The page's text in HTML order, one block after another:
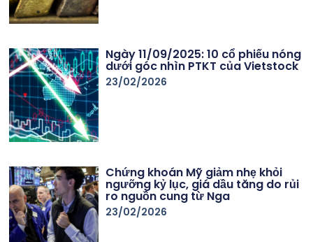
Ngày 11/09/2025: 10 cổ phiếu nóng
dưới góc nhìn PTKT của Vietstock
23/02/2026
Chứng khoán Mỹ giảm nhẹ khỏi
ngưỡng kỷ lục, giá dầu tăng do rủi
ro nguồn cung từ Nga
23/02/2026